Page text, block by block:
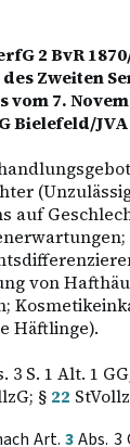
2 BvR
Zweiten
vom 7.
Bielefeld/
auf
von
Häftlinge).
3 S. 1 Alt. 1
§ 22
Art.3Abs. 3